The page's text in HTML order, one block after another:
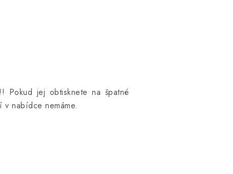
jej obtisknete na špatné
nabídce nemáme.